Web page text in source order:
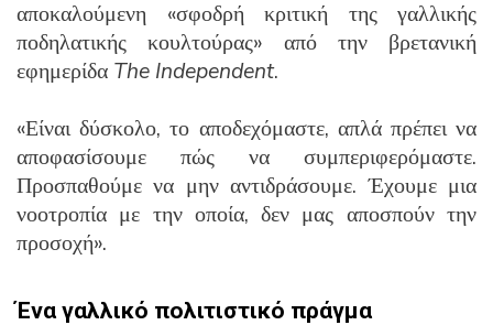
αποκαλούμενη «σφοδρή κριτική της γαλλικής
ποδηλατικής κουλτούρας» από την βρετανική
εφημερίδα The Independent.
«Είναι δύσκολο, το αποδεχόμαστε, απλά πρέπει να
αποφασίσουμε πώς να συμπεριφερόμαστε.
Προσπαθούμε να μην αντιδράσουμε. Έχουμε μια
νοοτροπία με την οποία, δεν μας αποσπούν την
προσοχή».
Ένα γαλλικό πολιτιστικό πράγμα